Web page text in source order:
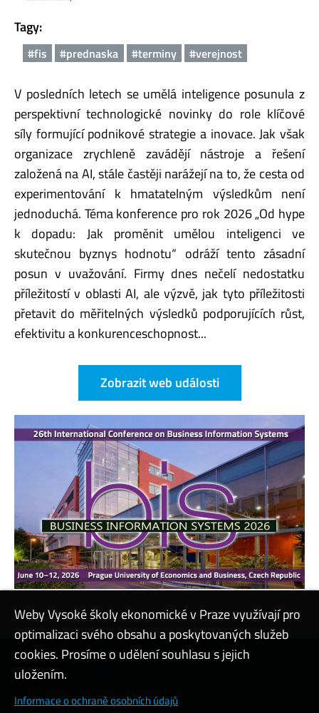
Tagy:
#fis #prednaska #terminy #verejnost
V posledních letech se umělá inteligence posunula z
perspektivní technologické novinky do role klíčové
síly formující podnikové strategie a inovace. Jak však
organizace zrychleně zavádějí nástroje a řešení
založená na AI, stále častěji narážejí na to, že cesta od
experimentování k hmatatelným výsledkům není
jednoduchá. Téma konference pro rok 2026 „Od hype
k dopadu: Jak proměnit umělou inteligenci ve
skutečnou byznys hodnotu“ odráží tento zásadní
posun v uvažování. Firmy dnes nečelí nedostatku
příležitostí v oblasti AI, ale výzvě, jak tyto příležitosti
přetavit do měřitelných výsledků podporujících růst,
efektivitu a konkurenceschopnost...
Zobrazit web události
Kontaktovat podporu
Nastavení cookies
Weby Vysoké školy ekonomické v Praze využívají pro
optimalizaci svého obsahu a poskytovaných služeb
cookies. Prosíme o udělení souhlasu s jejich
uložením.
Informace o ochraně osobních údajů